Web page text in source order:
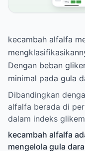
kecambah alfalfa
Dengan beban
minimal pada gula
Dibandingkan
alfalfa berada di
dalam indeks
kecambah alfalfa
mengelola gula